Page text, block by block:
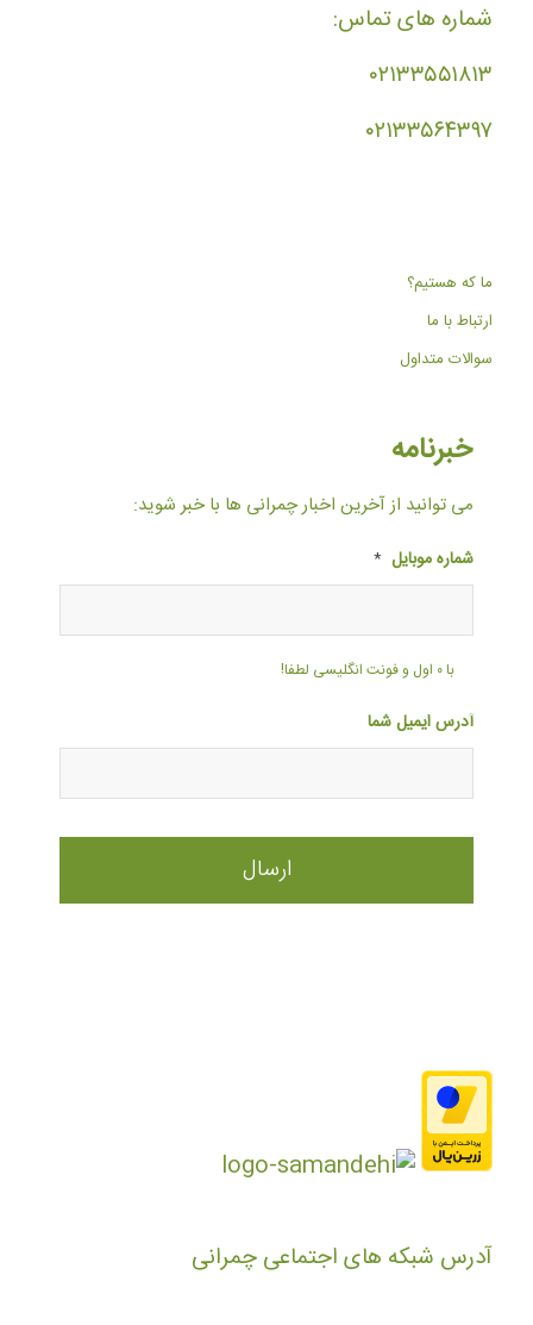
شماره های تماس:
۰۲۱۳۳۵۵۱۸۱۳
۰۲۱۳۳۵۶۴۳۹۷
ما که هستیم؟
ارتباط با ما
سوالات متداول
خبرنامه
می توانید از آخرین اخبار چمرانی ها با خبر شوید:
شماره موبایل *
با ۰ اول و فونت انگلیسی لطفا!
آدرس ایمیل شما
آدرس شبکه های اجتماعی چمرانی